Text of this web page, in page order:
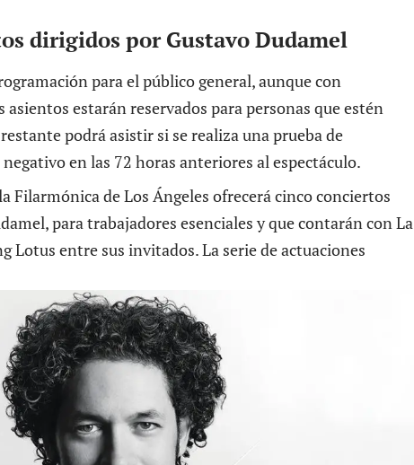
dirigidos por Gustavo Dudamel
para el público general, aunque con
asientos estarán reservados para personas que estén
podrá asistir si se realiza una prueba de
en las 72 horas anteriores al espectáculo.
Filarmónica de Los Ángeles ofrecerá cinco conciertos
para trabajadores esenciales y que contarán con La
Lotus entre sus invitados. La serie de actuaciones